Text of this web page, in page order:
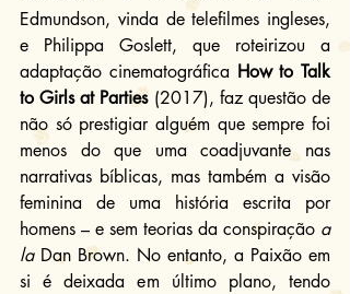
Edmundson, vinda de telefilmes ingleses,
e Philippa Goslett, que roteirizou a
adaptação cinematográfica How to Talk
to Girls at Parties (2017), faz questão de
não só prestigiar alguém que sempre foi
menos do que uma coadjuvante nas
narrativas bíblicas, mas também a visão
feminina de uma história escrita por
homens – e sem teorias da conspiração a
la Dan Brown. No entanto, a Paixão em
si é deixada em último plano, tendo